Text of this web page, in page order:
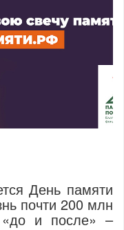
День памяти
почти 200 млн
«до и после» –